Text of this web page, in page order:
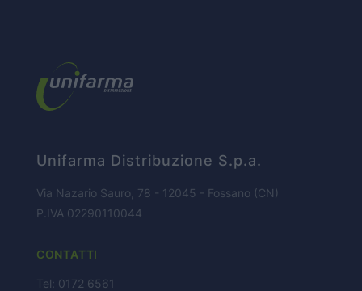
Unifarma Distribuzione S.p.a.
Via Nazario Sauro, 78 - 12045 - Fossano (CN)
P.IVA 02290110044
CONTATTI
Tel: 0172 6561